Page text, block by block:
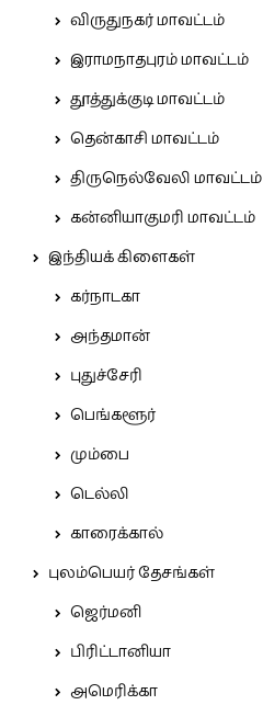
விருதுநகர் மாவட்டம்
இராமநாதபுரம் மாவட்டம்
தூத்துக்குடி மாவட்டம்
தென்காசி மாவட்டம்
திருநெல்வேலி மாவட்டம்
கன்னியாகுமரி மாவட்டம்
இந்தியக் கிளைகள்
கர்நாடகா
அந்தமான்
புதுச்சேரி
பெங்களூர்
மும்பை
டெல்லி
காரைக்கால்
புலம்பெயர் தேசங்கள்
ஜெர்மனி
பிரிட்டானியா
அமெரிக்கா